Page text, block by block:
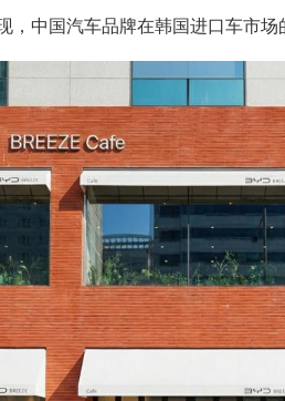
，中国汽车品牌在韩国进口车市场